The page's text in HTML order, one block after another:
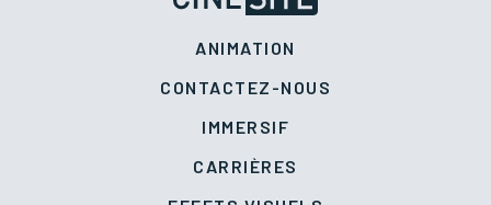
ANIMATION
CONTACTEZ-NOUS
IMMERSIF
CARRIÈRES